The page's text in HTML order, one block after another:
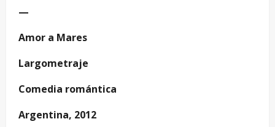
—
Amor a Mares
Largometraje
Comedia romántica
Argentina, 2012